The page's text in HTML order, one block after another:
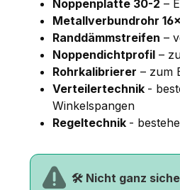
Noppenplatte 30-2 –
Metallverbundrohr
Randdämmstreifen –
Noppendichtprofil –
Rohrkalibrierer – zum
Verteilertechnik -
Winkelspangen
Regeltechnik -
🛠️ Nicht ganz